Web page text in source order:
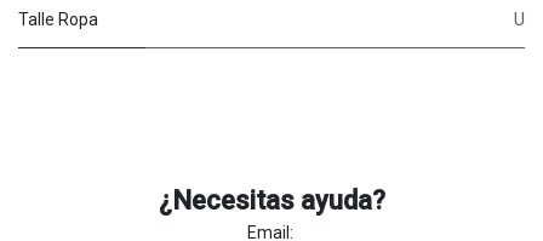
Talle Ropa U
¿Necesitas ayuda?
Email: